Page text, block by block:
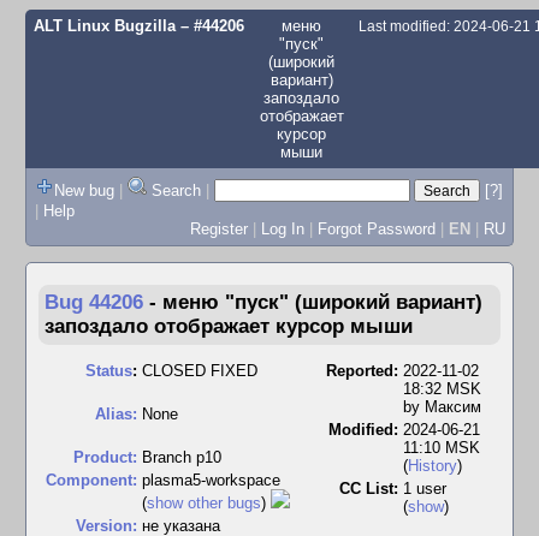
ALT Linux Bugzilla– #44206
меню
"пуск"
(широкий
вариант)
запоздало
отображает
курсор
мыши
Last modified: 2024-06-21
New bug | Search |
[?]
| Help
Register | Log In | Forgot Password | EN | RU
Bug 44206 - меню "пуск" (широкий вариант)
запоздало отображает курсор мыши
Status: CLOSED FIXED
Alias: None
Product: Branch p10
Component: plasma5-workspace
(show other bugs)
Version: не указана
Reported: 2022-11-02
18:32 MSK
by Максим
Modified: 2024-06-21
11:10 MSK
(History)
CC List: 1 user
(show)